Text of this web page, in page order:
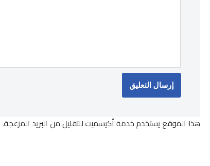
هذا الموقع يستخدم خدمة أكيسميت للتقليل من البريد المزعجة.